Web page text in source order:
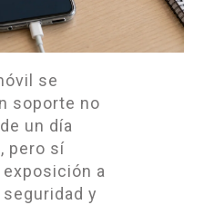
se
soporte no
un día
pero sí
a
y